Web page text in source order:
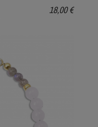
18,00 €